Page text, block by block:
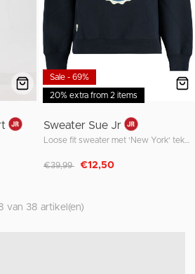
20% extra from 2 items
Sale - 69%
Sweater Sue Jr
Afgeprijsd van
€39,99 naar
€12,50
van 38 artikel(en)